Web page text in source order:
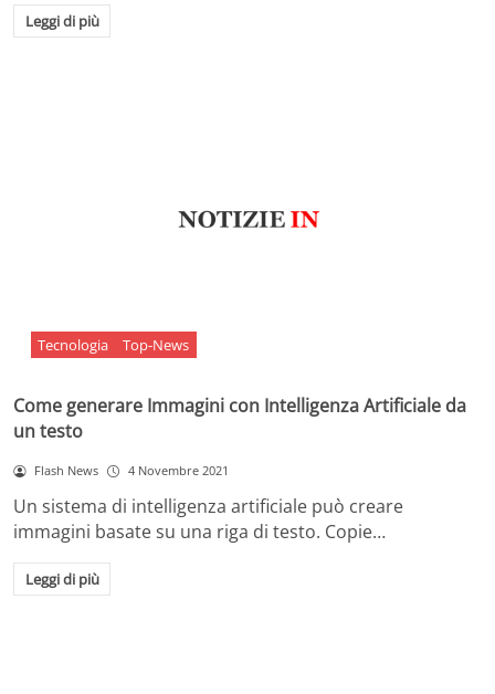
Leggi di più
Tecnologia Top-News
Come generare Immagini con Intelligenza Artificiale da
un testo
Flash News 4 Novembre 2021
Un sistema di intelligenza artificiale può creare
immagini basate su una riga di testo. Copie…
Leggi di più